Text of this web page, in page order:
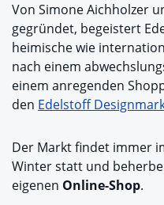
Von Simone Aichholzer
gegründet, begeistert
heimische wie
nach einem
einem anregenden
den Edelstoff
Der Markt findet immer
Winter statt und
eigenen Online-Shop.